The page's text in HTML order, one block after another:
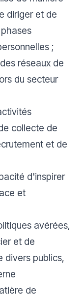
diriger et de
;
réseaux de
du secteur
collecte de
et de
d'inspirer
et
avérées,
et de
divers publics,
de